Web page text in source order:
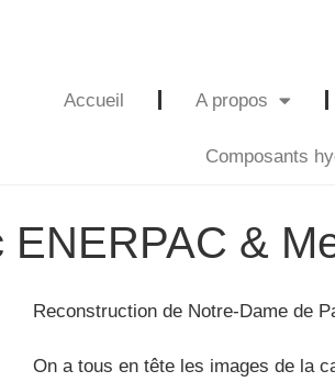
Accueil A propos
Composants
&
Reconstruction de Notre-Dame de
On a tous en tête les images de la